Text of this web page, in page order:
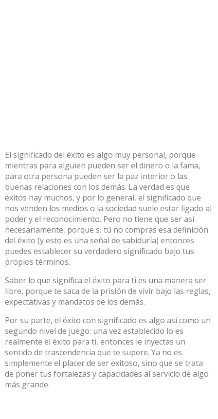
El significado del éxito es algo muy personal, porque
mientras para alguien pueden ser el dinero o la fama,
para otra persona pueden ser la paz interior o las
buenas relaciones con los demás. La verdad es que
éxitos hay muchos, y por lo general, el significado que
nos venden los medios o la sociedad suele estar ligado al
poder y el reconocimiento. Pero no tiene que ser así
necesariamente, porque si tú no compras esa definición
del éxito (y esto es una señal de sabiduría) entonces
puedes establecer su verdadero significado bajo tus
propios términos.
Saber lo que significa el éxito para ti es una manera ser
libre, porque te saca de la prisión de vivir bajo las reglas,
expectativas y mandatos de los demás.
Por su parte, el éxito con significado es algo así como un
segundo nivel de juego: una vez establecido lo es
realmente el éxito para ti, entonces le inyectas un
sentido de trascendencia que te supere. Ya no es
simplemente el placer de ser exitoso, sino que se trata
de poner tus fortalezas y capacidades al servicio de algo
más grande.